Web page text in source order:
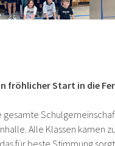
fröhlicher Start in die
Alle Klassen kamen
für beste Stimmung